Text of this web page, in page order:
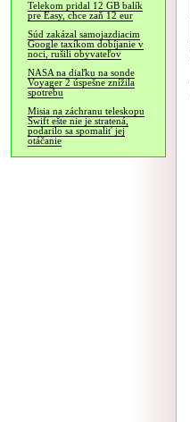
Telekom pridal 12 GB balík
pre Easy, chce zaň 12 eur
Súd zakázal samojazdiacim
Google taxíkom dobíjanie v
noci, rušili obyvateľov
NASA na diaľku na sonde
Voyager 2 úspešne znížila
spotrebu
Misia na záchranu teleskopu
Swift ešte nie je stratená,
podarilo sa spomaliť jej
otáčanie